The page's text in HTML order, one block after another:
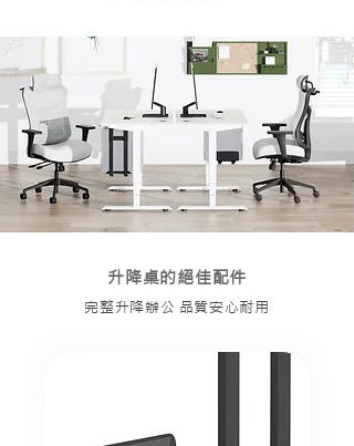
升降桌的絕佳配件
完整升降辦公 品質安心耐用